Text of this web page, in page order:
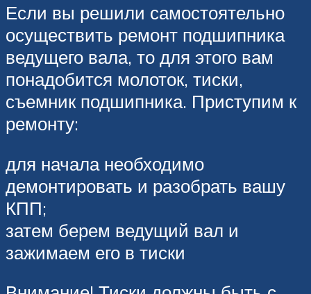
Если вы решили самостоятельно
осуществить ремонт подшипника
ведущего вала, то для этого вам
понадобится молоток, тиски,
съемник подшипника. Приступим к
ремонту:
для начала необходимо
демонтировать и разобрать вашу
КПП;
затем берем ведущий вал и
зажимаем его в тиски